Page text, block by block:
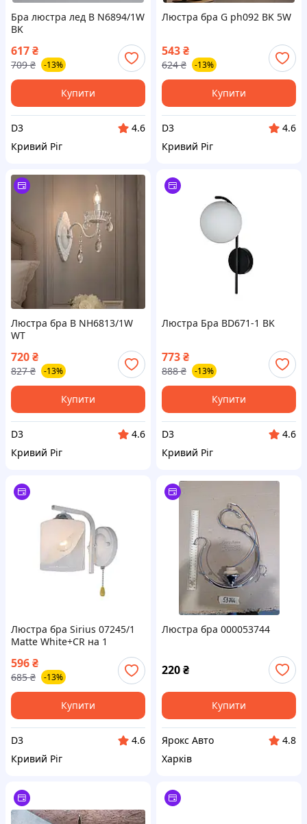
Бра люстра лед B N6894/1W
BK
617₴
709 ₴ -13%
Купити
D3
4.6
Кривий Ріг
Люстра бра G ph092 BK 5W
543₴
624 ₴ -13%
Купити
D3
4.6
Кривий Ріг
Люстра бра B NH6813/1W
WT
720₴
827 ₴ -13%
Купити
D3
4.6
Кривий Ріг
Люстра Бра BD671-1 BK
773₴
888 ₴ -13%
Купити
D3
4.6
Кривий Ріг
Люстра бра Sirius 07245/1
Matte White+CR на 1
596₴
685 ₴ -13%
Купити
D3
4.6
Кривий Ріг
Люстра бра 000053744
220₴
Купити
Ярокс Авто
4.8
Харків